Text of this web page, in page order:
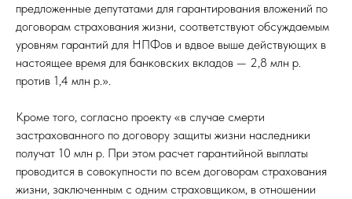
предложенные депутатами для гарантирования вложений по
договорам страхования жизни, соответствуют обсуждаемым
уровням гарантий для НПФов и вдвое выше действующих в
настоящее время для банковских вкладов — 2,8 млн р.
против 1,4 млн р.».
Кроме того, согласно проекту «в случае смерти
застрахованного по договору защиты жизни наследники
получат 10 млн р. При этом расчет гарантийной выплаты
проводится в совокупности по всем договорам страхования
жизни, заключенным с одним страховщиком, в отношении